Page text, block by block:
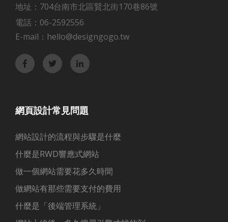
地址：704台南市北區賢北街170巷86號
電話： 06-2592556
E-mail： hello@designgogo.tw
網頁設計常見問題
網站設計的流程與步驟是什麼
什麼是RWD響應式網站
做一個網站需要花多久時間
做網站有那些需要支付的費用
什麼是「後端管理系統」